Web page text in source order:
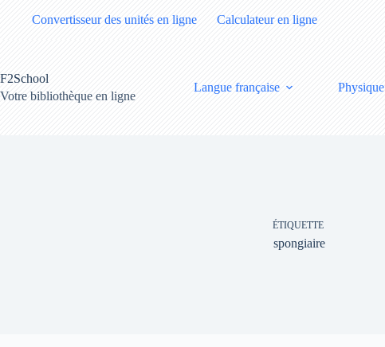
Convertisseur des unités en ligne Calculateur en ligne
F2School
Votre bibliothèque en ligne
Langue française Physique
ÉTIQUETTE
spongiaire